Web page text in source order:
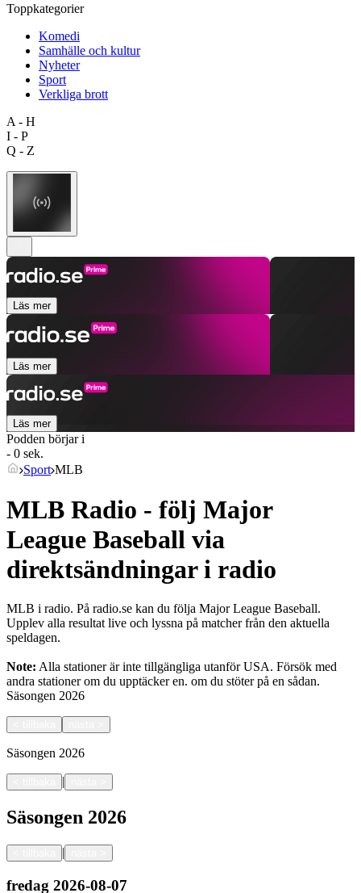
Toppkategorier
Komedi
Samhälle och kultur
Nyheter
Sport
Verkliga brott
A - H
I - P
Q - Z
Läs mer
Läs mer
Läs mer
Podden börjar i
- 0 sek.
Sport MLB
MLB Radio - följ Major
League Baseball via
direktsändningar i radio
MLB i radio. På radio.se kan du följa Major League Baseball.
Upplev alla resultat live och lyssna på matcher från den aktuella
speldagen.
Note: Alla stationer är inte tillgängliga utanför USA. Försök med
andra stationer om du upptäcker en. om du stöter på en sådan.
Säsongen 2026
Säsongen 2026
|
Säsongen 2026
|
fredag 2026-08-07